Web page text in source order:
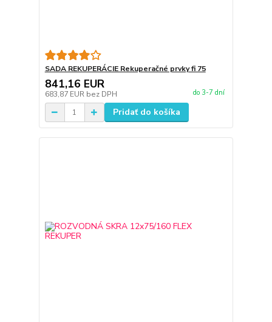
SADA REKUPERÁCIE Rekuperačné prvky fi 75
841,16 EUR
683,87 EUR bez DPH do 3-7 dní
Pridať do košíka